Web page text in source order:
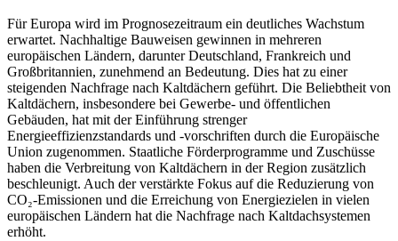
Für Europa wird im Prognosezeitraum ein deutliches Wachstum
erwartet. Nachhaltige Bauweisen gewinnen in mehreren
europäischen Ländern, darunter Deutschland, Frankreich und
Großbritannien, zunehmend an Bedeutung. Dies hat zu einer
steigenden Nachfrage nach Kaltdächern geführt. Die Beliebtheit von
Kaltdächern, insbesondere bei Gewerbe- und öffentlichen
Gebäuden, hat mit der Einführung strenger
Energieeffizienzstandards und -vorschriften durch die Europäische
Union zugenommen. Staatliche Förderprogramme und Zuschüsse
haben die Verbreitung von Kaltdächern in der Region zusätzlich
beschleunigt. Auch der verstärkte Fokus auf die Reduzierung von
CO₂-Emissionen und die Erreichung von Energiezielen in vielen
europäischen Ländern hat die Nachfrage nach Kaltdachsystemen
erhöht.